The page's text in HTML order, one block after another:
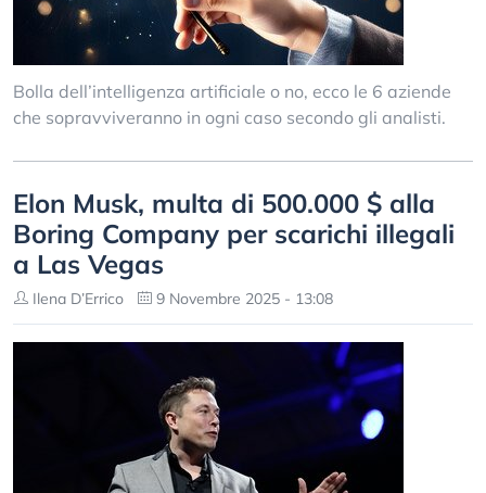
Bolla dell’intelligenza artificiale o no, ecco le 6 aziende
che sopravviveranno in ogni caso secondo gli analisti.
Elon Musk, multa di 500.000 $ alla
Boring Company per scarichi illegali
a Las Vegas
Ilena D’Errico 9 Novembre 2025 - 13:08